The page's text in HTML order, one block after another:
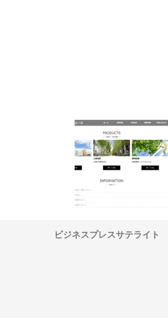
イトが提供する充実した情報内
ビジネスプレスサテライト